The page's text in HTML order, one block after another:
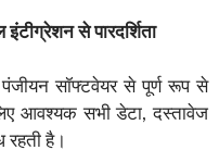
से पारदर्शिता
सॉफ्टवेयर से पूर्ण रूप से
आवश्यक सभी डेटा, दस्तावेज
है।